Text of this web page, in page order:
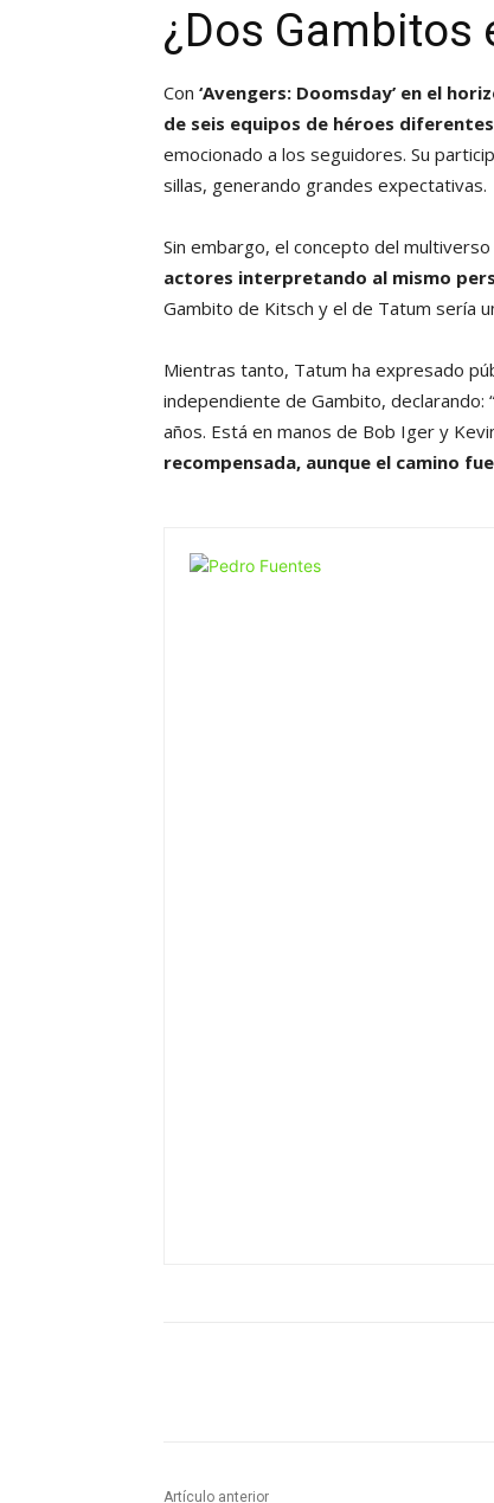
¿Dos Gambitos
Con ‘Avengers: Doomsday’ en el
de seis equipos de héroes diferentes
emocionado a los seguidores. Su
sillas, generando grandes expectativas.
Sin embargo, el concepto del
actores interpretando al mismo
Gambito de Kitsch y el de Tatum sería
Mientras tanto, Tatum ha expresado
independiente de Gambito,
años. Está en manos de Bob Iger y
recompensada, aunque el camino
Artículo anterior